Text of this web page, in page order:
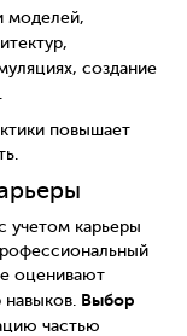
моделей,
создание
повышает
учетом карьеры
оценивают
Выбор
частью